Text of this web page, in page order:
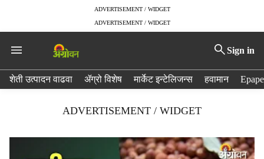
ADVERTISEMENT / WIDGET
ADVERTISEMENT / WIDGET
Sign in
e
शेती उत्पादन वाढवा ॲग्रो विशेष मार्केट इन्टेलिजन्स हवामान
ADVERTISEMENT / WIDGET